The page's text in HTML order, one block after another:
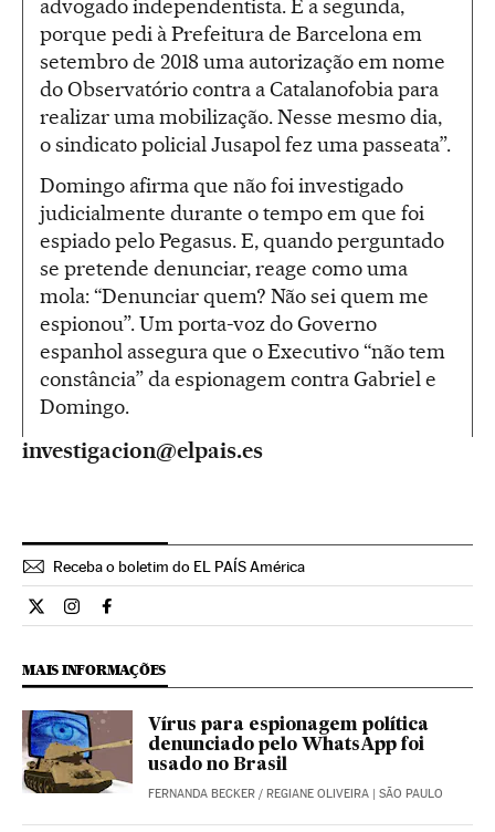
advogado independentista. E a segunda,
porque pedi à Prefeitura de Barcelona em
setembro de 2018 uma autorização em nome
do Observatório contra a Catalanofobia para
realizar uma mobilização. Nesse mesmo dia,
o sindicato policial Jusapol fez uma passeata”.
Domingo afirma que não foi investigado
judicialmente durante o tempo em que foi
espiado pelo Pegasus. E, quando perguntado
se pretende denunciar, reage como uma
mola: “Denunciar quem? Não sei quem me
espionou”. Um porta-voz do Governo
espanhol assegura que o Executivo “não tem
constância” da espionagem contra Gabriel e
Domingo.
investigacion@elpais.es
Receba o boletim do EL PAÍS América
Internacional El País Brasil en Twitter
Internacional El País Brasil en Instagram
Internacional El País Brasil en Facebook
MAIS INFORMAÇÕES
Vírus para espionagem política
denunciado pelo WhatsApp foi
usado no Brasil
FERNANDA BECKER / REGIANE OLIVEIRA | SÃO PAULO